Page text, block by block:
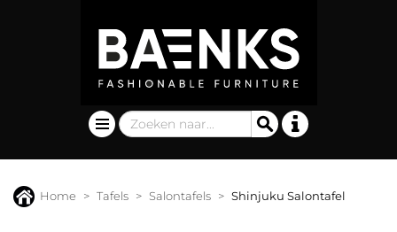
Home Tafels Salontafels Shinjuku Salontafel